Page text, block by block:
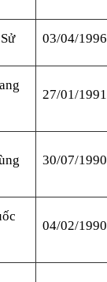
03/04/1996
27/01/1991
30/07/1990
04/02/1990